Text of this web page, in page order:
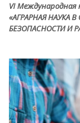
VI Международная
«АГРАРНАЯ НАУКА
БЕЗОПАСНОСТИ И